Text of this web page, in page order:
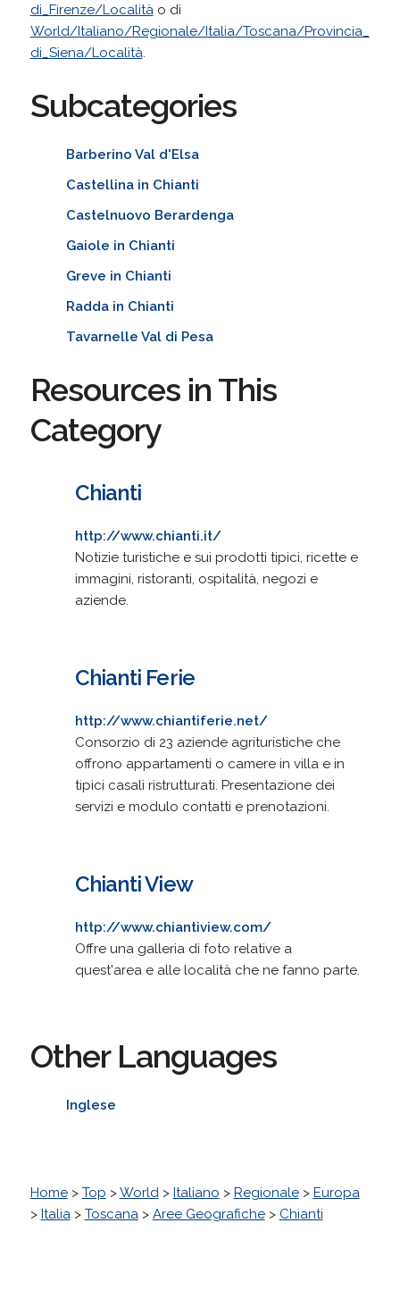
di_Firenze/Localitào di
World/Italiano/Regionale/Italia/Toscana/Provincia_
di_Siena/Località.
Subcategories
Barberino Val d'Elsa
Castellina in Chianti
Castelnuovo Berardenga
Gaiole in Chianti
Greve in Chianti
Radda in Chianti
Tavarnelle Val di Pesa
Resources in This
Category
Chianti
http://www.chianti.it/
Notizie turistiche e sui prodotti tipici, ricette e
immagini, ristoranti, ospitalità, negozi e
aziende.
Chianti Ferie
http://www.chiantiferie.net/
Consorzio di 23 aziende agrituristiche che
offrono appartamenti o camere in villa e in
tipici casali ristrutturati. Presentazione dei
servizi e modulo contatti e prenotazioni.
Chianti View
http://www.chiantiview.com/
Offre una galleria di foto relative a
quest'area e alle località che ne fanno parte.
Other Languages
Inglese
Home> Top >World> Italiano > Regionale> Europa
> Italia> Toscana> Aree Geografiche> Chianti